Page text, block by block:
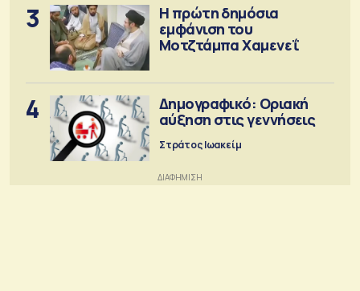
3
Η πρώτη δημόσια
εμφάνιση του
Μοτζτάμπα Χαμενεΐ
4
Δημογραφικό: Οριακή
αύξηση στις γεννήσεις
Στράτος Ιωακείμ